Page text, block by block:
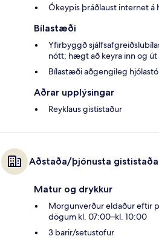
Ókeypis þráðlaust internet á
Bílastæði
Yfirbyggð
nótt; hægt að keyra inn og út
Bílastæði aðgengileg
Aðrar upplýsingar
Reyklaus gististaður
Aðstaða/þjónusta
Matur og drykkur
Morgunverður eldaður eftir
dögum kl. 07:00–kl. 10:00
3 barir/setustofur